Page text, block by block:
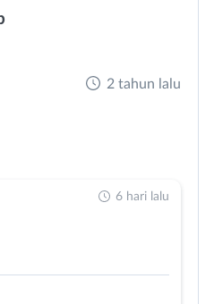
2 tahun lalu
6 hari lalu